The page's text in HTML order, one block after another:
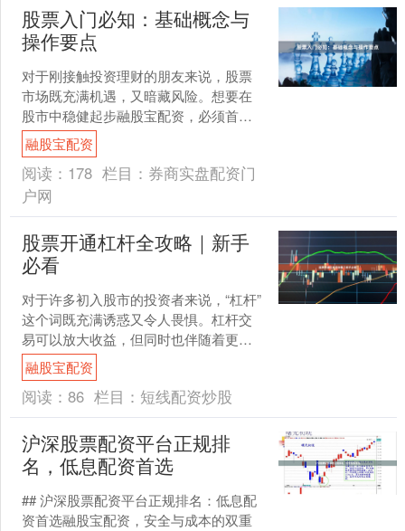
股票入门必知：基础概念与
操作要点
对于刚接触投资理财的朋友来说，股票
市场既充满机遇，又暗藏风险。想要在
股市中稳健起步融股宝配资，必须首先
掌握股票的基础概念和操作要点。本文
将为新手投资者系统梳理入....
融股宝配资
阅读： 178 栏目： 券商实盘配资门
户网
股票开通杠杆全攻略｜新手
必看
对于许多初入股市的投资者来说，“杠杆”
这个词既充满诱惑又令人畏惧。杠杆交
易可以放大收益，但同时也伴随着更高
的风险。本文将为你详细解析股票开通
杠杆的全流程、注意事....
融股宝配资
阅读： 86 栏目： 短线配资炒股
沪深股票配资平台正规排
名，低息配资首选
## 沪深股票配资平台正规排名：低息配
资首选融股宝配资，安全与成本的双重